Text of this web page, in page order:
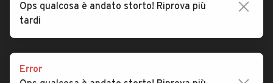
SEGUICI
Copyright © 2023 Marktplaats B.V. Tutti i diritti riservati.
Ops qualcosa è andato storto! Riprova più
tardi
Error